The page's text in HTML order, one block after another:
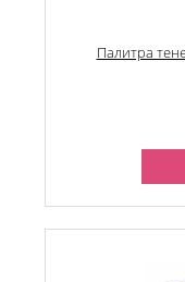
Палитра